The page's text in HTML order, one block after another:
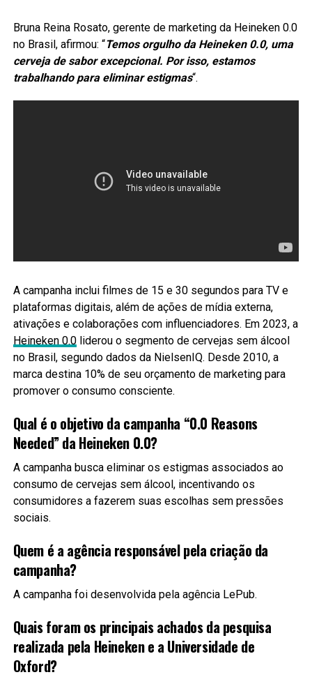
Bruna Reina Rosato, gerente de marketing da Heineken 0.0
no Brasil, afirmou: “Temos orgulho da Heineken 0.0, uma
cerveja de sabor excepcional. Por isso, estamos
trabalhando para eliminar estigmas“.
A campanha inclui filmes de 15 e 30 segundos para TV e
plataformas digitais, além de ações de mídia externa,
ativações e colaborações com influenciadores. Em 2023, a
Heineken 0.0liderou o segmento de cervejas sem álcool
no Brasil, segundo dados da NielsenIQ. Desde 2010, a
marca destina 10% de seu orçamento de marketing para
promover o consumo consciente.
Qual é o objetivo da campanha “0.0 Reasons
Needed” da Heineken 0.0?
A campanha busca eliminar os estigmas associados ao
consumo de cervejas sem álcool, incentivando os
consumidores a fazerem suas escolhas sem pressões
sociais.
Quem é a agência responsável pela criação da
campanha?
A campanha foi desenvolvida pela agência LePub.
Quais foram os principais achados da pesquisa
realizada pela Heineken e a Universidade de
Oxford?